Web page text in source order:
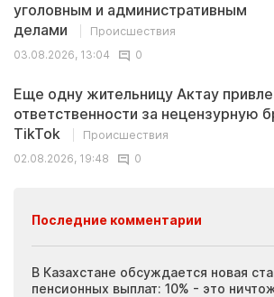
уголовным и административным
делами
Происшествия
03.08.2026, 13:04
0
Еще одну жительницу Актау
ответственности за нецензурную
TikTok
Происшествия
02.08.2026, 19:48
0
Последние комментарии
В Казахстане обсуждается новая
пенсионных выплат: 10% - это